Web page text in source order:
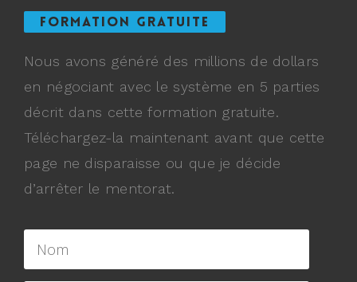
FORMATION GRATUITE
Nous avons généré des millions de dollars
en négociant avec le système en 5 parties
décrit dans cette formation gratuite.
Téléchargez-la maintenant avant que cette
page ne disparaisse ou que je décide
d’arrêter le mentorat.